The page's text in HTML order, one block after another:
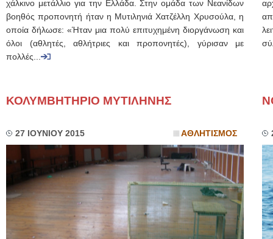
χάλκινο μετάλλιο για την Ελλάδα. Στην ομάδα των Νεανίδων
βοηθός προπονητή ήταν η Μυτιληνιά Χατζέλλη Χρυσούλα, η
οποία δήλωσε: «Ήταν μια πολύ επιτυχημένη διοργάνωση και
όλοι (αθλητές, αθλήτριες και προπονητές), γύρισαν με
πολλές...
ΚΟΛΥΜΒΗΤΗΡΙΟ ΜΥΤΙΛΗΝΗΣ
27 ΙΟΥΝΙΟΥ 2015 ΑΘΛΗΤΙΣΜΟΣ